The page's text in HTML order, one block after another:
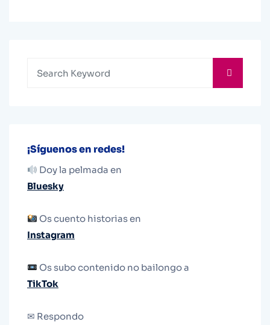
¡Síguenos en redes!
Doy la pelmada en
Bluesky
Os cuento historias en
Instagram
Os subo contenido no bailongo a
TikTok
✉ Respondo